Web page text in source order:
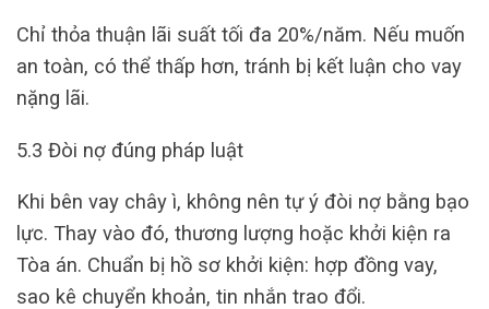
Chỉ thỏa thuận lãi suất tối đa 20%/năm. Nếu muốn
an toàn, có thể thấp hơn, tránh bị kết luận cho vay
nặng lãi.
5.3 Đòi nợ đúng pháp luật
Khi bên vay chây ì, không nên tự ý đòi nợ bằng bạo
lực. Thay vào đó, thương lượng hoặc khởi kiện ra
Tòa án. Chuẩn bị hồ sơ khởi kiện: hợp đồng vay,
sao kê chuyển khoản, tin nhắn trao đổi.